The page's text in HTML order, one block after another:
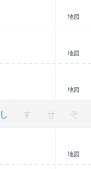
地図
地図
地図
し す せ そ
地図